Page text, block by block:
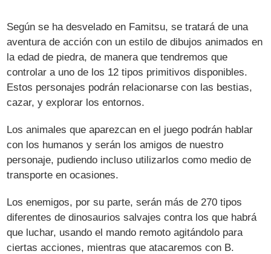
Según se ha desvelado en Famitsu, se tratará de una
aventura de acción con un estilo de dibujos animados en
la edad de piedra, de manera que tendremos que
controlar a uno de los 12 tipos primitivos disponibles.
Estos personajes podrán relacionarse con las bestias,
cazar, y explorar los entornos.
Los animales que aparezcan en el juego podrán hablar
con los humanos y serán los amigos de nuestro
personaje, pudiendo incluso utilizarlos como medio de
transporte en ocasiones.
Los enemigos, por su parte, serán más de 270 tipos
diferentes de dinosaurios salvajes contra los que habrá
que luchar, usando el mando remoto agitándolo para
ciertas acciones, mientras que atacaremos con B.